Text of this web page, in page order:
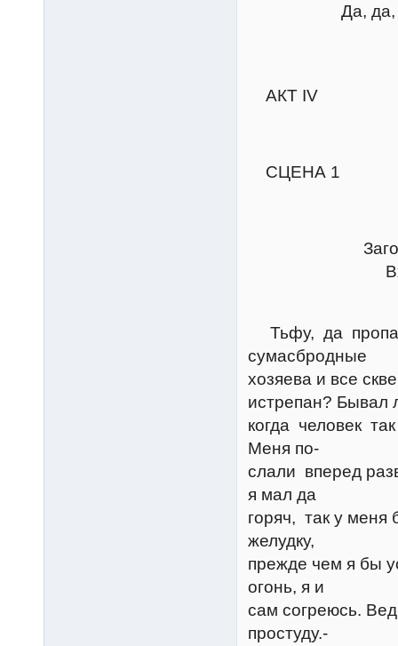
Да, да,
АКТ IV
СЦЕНА 1
Входит
Тьфу, да
сумасбродные
хозяева и все
истрепан? Бывал
когда человек
Меня по-
слали вперед
я мал да
горяч, так у меня
желудку,
прежде чем я бы
огонь, я и
сам согреюсь.
простуду.-